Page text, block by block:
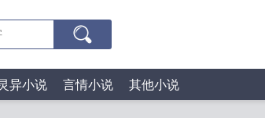
异小说 言情小说 其他小说